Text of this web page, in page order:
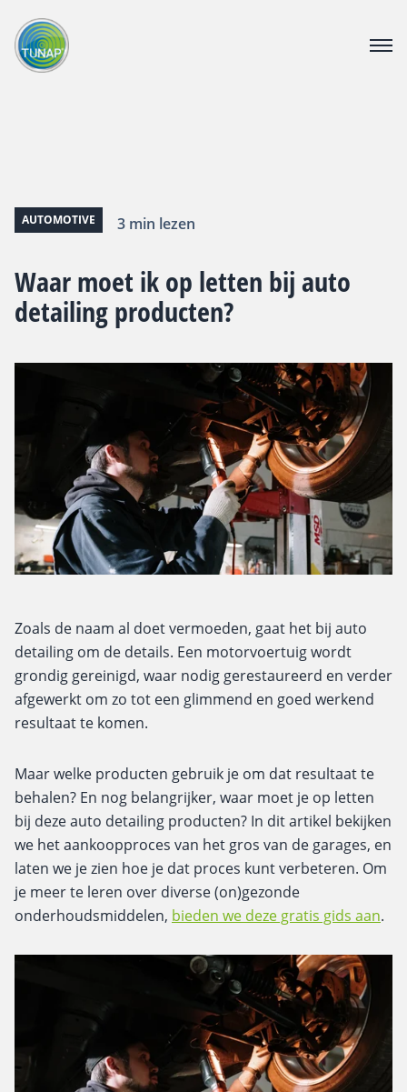
CONTACT
VACATURE
Webshop voor bedrijven
AUTOMOTIVE 3 min lezen
Waar moet ik op letten bij auto
detailing producten?
Zoals de naam al doet vermoeden, gaat het bij auto
detailing om de details. Een motorvoertuig wordt
grondig gereinigd, waar nodig gerestaureerd en verder
afgewerkt om zo tot een glimmend en goed werkend
resultaat te komen.
Maar welke producten gebruik je om dat resultaat te
behalen? En nog belangrijker, waar moet je op letten
bij deze auto detailing producten? In dit artikel bekijken
we het aankoopproces van het gros van de garages, en
laten we je zien hoe je dat proces kunt verbeteren. Om
je meer te leren over diverse (on)gezonde
onderhoudsmiddelen, bieden we deze gratis gids aan.